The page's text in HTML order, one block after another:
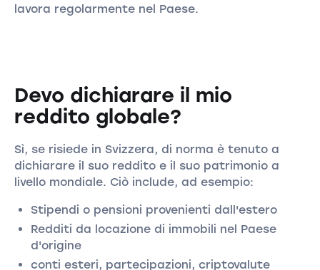
lavora regolarmente nel Paese.
Devo dichiarare il mio
reddito globale?
Sì, se risiede in Svizzera, di norma è tenuto a
dichiarare il suo reddito e il suo patrimonio a
livello mondiale. Ciò include, ad esempio:
Stipendi o pensioni provenienti dall'estero
Redditi da locazione di immobili nel Paese
d'origine
conti esteri, partecipazioni, criptovalute